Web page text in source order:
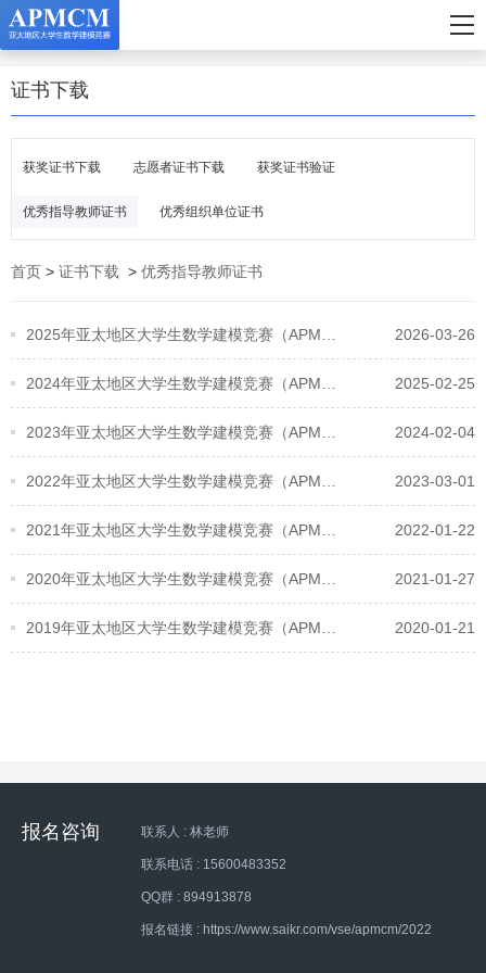
证书下载
获奖证书下载 志愿者证书下载 获奖证书验证
优秀指导教师证书 优秀组织单位证书
首页 > 证书下载 > 优秀指导教师证书
2026-03-26
2025-02-25
2024-02-04
2023-03-01
2022-01-22
2021-01-27
2020-01-21
报名咨询 联系人 : 林老师
联系电话 : 15600483352
QQ群 : 894913878
报名链接 : https://www.saikr.com/vse/apmcm/2022